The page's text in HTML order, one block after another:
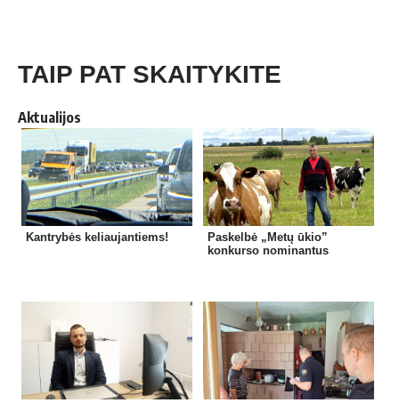
TAIP PAT SKAITYKITE
Aktualijos
Kantrybės keliaujantiems!
Paskelbė „Metų ūkio”
konkurso nominantus